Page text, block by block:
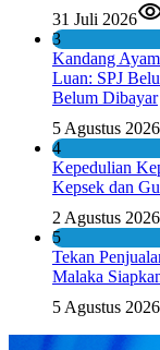
31 Juli 2026
3
Kandang
Luan: SPJ
Belum Dibayar
5 Agustus 2026
4
Kepedulian
Kepsek dan
2 Agustus 2026
5
Tekan
Malaka
5 Agustus 2026